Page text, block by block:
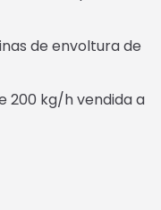
de envoltura de
200 kg/h vendida a